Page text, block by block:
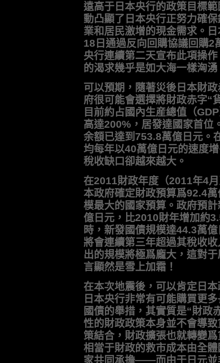
遠高于日本央行的政策目標
動凸顯了日本央行正努力確
業和居民激增的現金需求。
18日通過反向回購協議回購2
央行連續第二天宣布此項操
的渴求幾乎是如大海一樣洶湧
可以預期，隨著災後日本財
府很可能會選擇將財政赤字“
目前約占國內生産總值（
高達200%，居發達國家首位
余額已達到753.8萬億日元。
均每年以40萬億日元的速度
稅收缺口卻越來越大。
在2011財政年度（2011年4
本政府確定財政預算爲92.4
模最大的國家預算。政府預
億日元，比2010財年增加約
時，新發國債規模達44.3萬
將會連續第三年超過其稅收
出的規模將極爲龐大，這對
言顯然是雪上加霜！
在本次地震後，可以肯定日
日本央行非常有可能購買更
國債的舉措，其實質是“財政
性的財政政策本身並不會導
策結合，財政擴張也就轉變
相當于財政的救市成本由全
家共同承擔——而由于日元並